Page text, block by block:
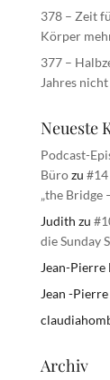
378 – Zeit
Körper
377 –
Jahres
Neueste
Podcast-
Bürozu
„the Bridge
Judith zu
die Sunday
Jean-Pierre
Jean -
Archiv